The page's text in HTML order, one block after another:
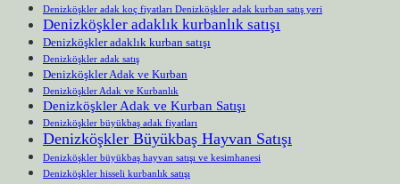
Denizköşkler adak koç fiyatları Denizköşkler adak kurban satış yeri
Denizköşkler adaklık kurbanlık satışı
Denizköşkler adaklık kurban satışı
Denizköşkler adak satış
Denizköşkler Adak ve Kurban
Denizköşkler Adak ve Kurbanlık
Denizköşkler Adak ve Kurban Satışı
Denizköşkler büyükbaş adak fiyatları
Denizköşkler Büyükbaş Hayvan Satışı
Denizköşkler büyükbaş hayvan satışı ve kesimhanesi
Denizköşkler hisseli kurbanlık satışı